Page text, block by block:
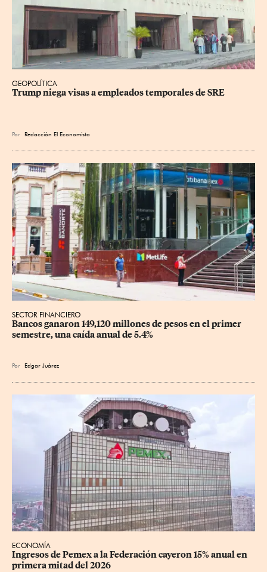
GEOPOLÍTICA
Trump niega visas a empleados temporales de SRE
Por Redacción El Economista
SECTOR FINANCIERO
Bancos ganaron 149,120 millones de pesos en el primer
semestre, una caída anual de 5.4%
Por Edgar Juárez
ECONOMÍA
Ingresos de Pemex a la Federación cayeron 15% anual en
primera mitad del 2026